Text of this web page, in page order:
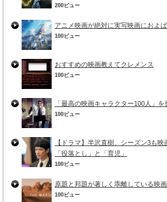
200ビュー
アニメ映画が絶対に実写映画におよ
100ビュー
おすすめの映画教えてクレメンス
100ビュー
「最高の映画キャラクター100人」を
100ビュー
【ドラマ】半沢直樹、シーズン3も
「役落とし」と「育児」
100ビュー
原題と邦題が著しく乖離している映画
100ビュー